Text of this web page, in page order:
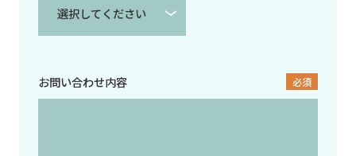
お問い合わせ内容 必須